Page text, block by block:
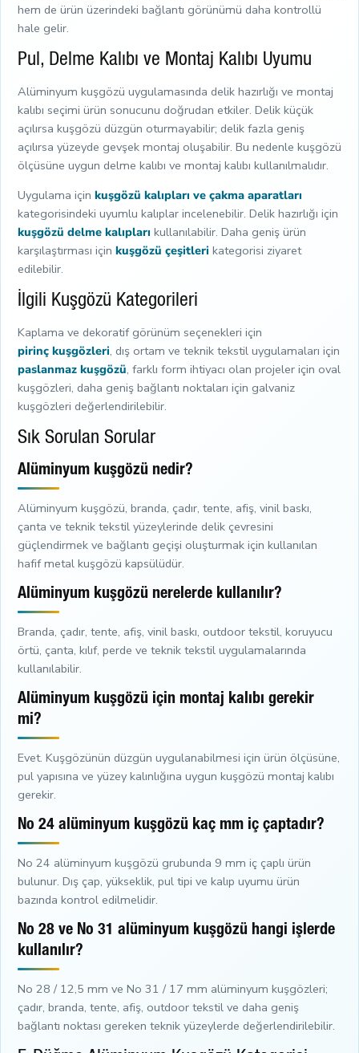
hem de ürün üzerindeki bağlantı görünümü daha kontrollü
hale gelir.
Pul, Delme Kalıbı ve Montaj Kalıbı Uyumu
Alüminyum kuşgözü uygulamasında delik hazırlığı ve montaj
kalıbı seçimi ürün sonucunu doğrudan etkiler. Delik küçük
açılırsa kuşgözü düzgün oturmayabilir; delik fazla geniş
açılırsa yüzeyde gevşek montaj oluşabilir. Bu nedenle kuşgözü
ölçüsüne uygun delme kalıbı ve montaj kalıbı kullanılmalıdır.
Uygulama için kuşgözü kalıpları ve çakma aparatları
kategorisindeki uyumlu kalıplar incelenebilir. Delik hazırlığı için
kuşgözü delme kalıpları kullanılabilir. Daha geniş ürün
karşılaştırması için kuşgözü çeşitleri kategorisi ziyaret
edilebilir.
İlgili Kuşgözü Kategorileri
Kaplama ve dekoratif görünüm seçenekleri için
pirinç kuşgözleri, dış ortam ve teknik tekstil uygulamaları için
paslanmaz kuşgözü, farklı form ihtiyacı olan projeler için oval
kuşgözleri, daha geniş bağlantı noktaları için galvaniz
kuşgözleri değerlendirilebilir.
Sık Sorulan Sorular
Alüminyum kuşgözü nedir?
Alüminyum kuşgözü, branda, çadır, tente, afiş, vinil baskı,
çanta ve teknik tekstil yüzeylerinde delik çevresini
güçlendirmek ve bağlantı geçişi oluşturmak için kullanılan
hafif metal kuşgözü kapsülüdür.
Alüminyum kuşgözü nerelerde kullanılır?
Branda, çadır, tente, afiş, vinil baskı, outdoor tekstil, koruyucu
örtü, çanta, kılıf, perde ve teknik tekstil uygulamalarında
kullanılabilir.
Alüminyum kuşgözü için montaj kalıbı gerekir
mi?
Evet. Kuşgözünün düzgün uygulanabilmesi için ürün ölçüsüne,
pul yapısına ve yüzey kalınlığına uygun kuşgözü montaj kalıbı
gerekir.
No 24 alüminyum kuşgözü kaç mm iç çaptadır?
No 24 alüminyum kuşgözü grubunda 9 mm iç çaplı ürün
bulunur. Dış çap, yükseklik, pul tipi ve kalıp uyumu ürün
bazında kontrol edilmelidir.
No 28 ve No 31 alüminyum kuşgözü hangi işlerde
kullanılır?
No 28 / 12,5 mm ve No 31 / 17 mm alüminyum kuşgözleri;
çadır, branda, tente, afiş, outdoor tekstil ve daha geniş
bağlantı noktası gereken teknik yüzeylerde değerlendirilebilir.